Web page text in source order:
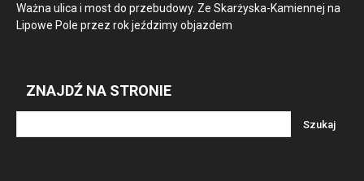
Ważna ulica i most do przebudowy. Ze Skarżyska-Kamiennej na
Lipowe Pole przez rok jeździmy objazdem
ZNAJDŹ NA STRONIE